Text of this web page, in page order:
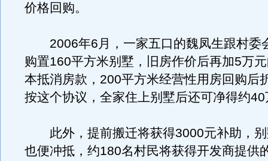
价格回购。
2006年6月，一家五口的魏凤生跟村委
购置160平方米别墅，旧房作价后再加5万
本抵消房款，200平方米经营性用房回购后
按这个协议，全家住上别墅后还可净得约
此外，提前搬迁将获得3000元补助，别
也便冲抵，约180名村民将获得开发商提供